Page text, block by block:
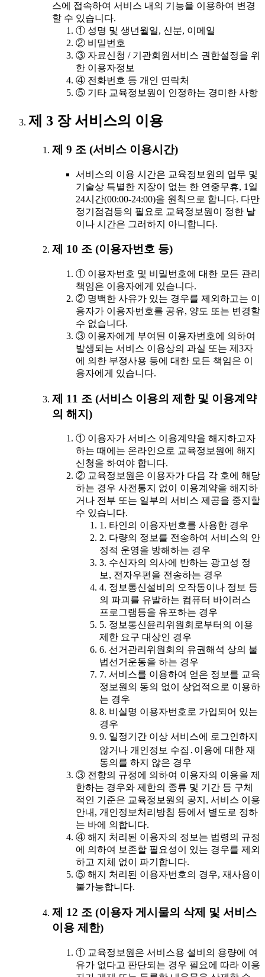
스에 접속하여 서비스 내의 기능을 이용하여 변경
할 수 있습니다.
① 성명 및 생년월일, 신분, 이메일
② 비밀번호
③ 자료신청 / 기관회원서비스 권한설정을 위
한 이용자정보
④ 전화번호 등 개인 연락처
⑤ 기타 교육정보원이 인정하는 경미한 사항
제 3 장 서비스의 이용
제 9 조 (서비스 이용시간)
서비스의 이용 시간은 교육정보원의 업무 및
기술상 특별한 지장이 없는 한 연중무휴, 1일
24시간(00:00-24:00)을 원칙으로 합니다. 다만
정기점검등의 필요로 교육정보원이 정한 날
이나 시간은 그러하지 아니합니다.
제 10 조 (이용자번호 등)
① 이용자번호 및 비밀번호에 대한 모든 관리
책임은 이용자에게 있습니다.
② 명백한 사유가 있는 경우를 제외하고는 이
용자가 이용자번호를 공유, 양도 또는 변경할
수 없습니다.
③ 이용자에게 부여된 이용자번호에 의하여
발생되는 서비스 이용상의 과실 또는 제3자
에 의한 부정사용 등에 대한 모든 책임은 이
용자에게 있습니다.
제 11 조 (서비스 이용의 제한 및 이용계약
의 해지)
① 이용자가 서비스 이용계약을 해지하고자
하는 때에는 온라인으로 교육정보원에 해지
신청을 하여야 합니다.
② 교육정보원은 이용자가 다음 각 호에 해당
하는 경우 사전통지 없이 이용계약을 해지하
거나 전부 또는 일부의 서비스 제공을 중지할
수 있습니다.
1. 타인의 이용자번호를 사용한 경우
2. 다량의 정보를 전송하여 서비스의 안
정적 운영을 방해하는 경우
3. 수신자의 의사에 반하는 광고성 정
보, 전자우편을 전송하는 경우
4. 정보통신설비의 오작동이나 정보 등
의 파괴를 유발하는 컴퓨터 바이러스
프로그램등을 유포하는 경우
5. 정보통신윤리위원회로부터의 이용
제한 요구 대상인 경우
6. 선거관리위원회의 유권해석 상의 불
법선거운동을 하는 경우
7. 서비스를 이용하여 얻은 정보를 교육
정보원의 동의 없이 상업적으로 이용하
는 경우
8. 비실명 이용자번호로 가입되어 있는
경우
9. 일정기간 이상 서비스에 로그인하지
않거나 개인정보 수집․이용에 대한 재
동의를 하지 않은 경우
③ 전항의 규정에 의하여 이용자의 이용을 제
한하는 경우와 제한의 종류 및 기간 등 구체
적인 기준은 교육정보원의 공지, 서비스 이용
안내, 개인정보처리방침 등에서 별도로 정하
는 바에 의합니다.
④ 해지 처리된 이용자의 정보는 법령의 규정
에 의하여 보존할 필요성이 있는 경우를 제외
하고 지체 없이 파기합니다.
⑤ 해지 처리된 이용자번호의 경우, 재사용이
불가능합니다.
제 12 조 (이용자 게시물의 삭제 및 서비스
이용 제한)
① 교육정보원은 서비스용 설비의 용량에 여
유가 없다고 판단되는 경우 필요에 따라 이용